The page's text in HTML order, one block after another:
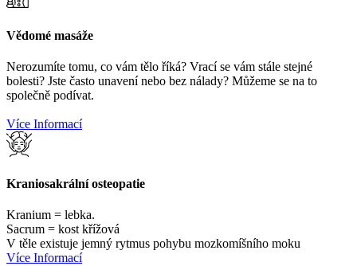
Vědomé masáže
Nerozumíte tomu, co vám tělo říká? Vrací se vám stále stejné
bolesti? Jste často unavení nebo bez nálady? Můžeme se na to
společně podívat.
Více Informací
Kraniosakrální osteopatie
Kranium = lebka.
Sacrum = kost křížová
V těle existuje jemný rytmus pohybu mozkomíšního moku
Více Informací